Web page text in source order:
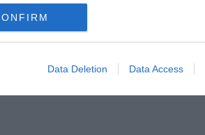
Data Deletion Data Access